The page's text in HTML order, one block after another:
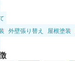
外壁張り替え 屋根塗装